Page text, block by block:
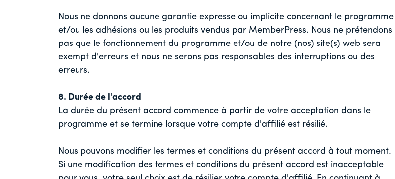
Nous ne donnons aucune garantie expresse ou implicite concernant le programme
et/ou les adhésions ou les produits vendus par MemberPress. Nous ne prétendons
pas que le fonctionnement du programme et/ou de notre (nos) site(s) web sera
exempt d'erreurs et nous ne serons pas responsables des interruptions ou des
erreurs.
8. Durée de l'accord
La durée du présent accord commence à partir de votre acceptation dans le
programme et se termine lorsque votre compte d'affilié est résilié.
Nous pouvons modifier les termes et conditions du présent accord à tout moment.
Si une modification des termes et conditions du présent accord est inacceptable